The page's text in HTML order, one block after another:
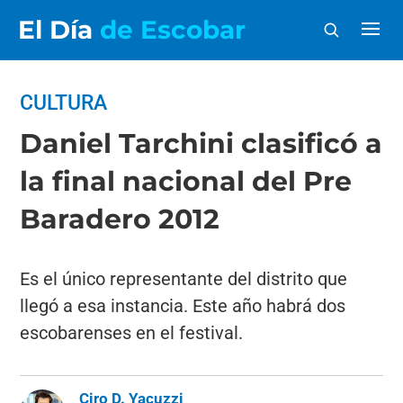
El Día de Escobar
CULTURA
Daniel Tarchini clasificó a
la final nacional del Pre
Baradero 2012
Es el único representante del distrito que
llegó a esa instancia. Este año habrá dos
escobarenses en el festival.
Ciro D. Yacuzzi